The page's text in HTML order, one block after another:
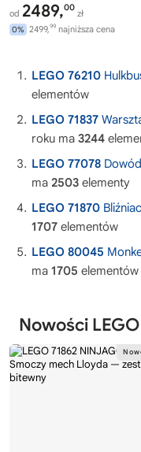
od 2489,00
zł
0% 2499,99 najniższa cena
LEGO 76210
elementów
LEGO 71837
roku ma 3244
LEGO 77078
ma 2503 elementy
LEGO 71870
1707 elementów
LEGO 80045
ma 1705 elementów
Nowości